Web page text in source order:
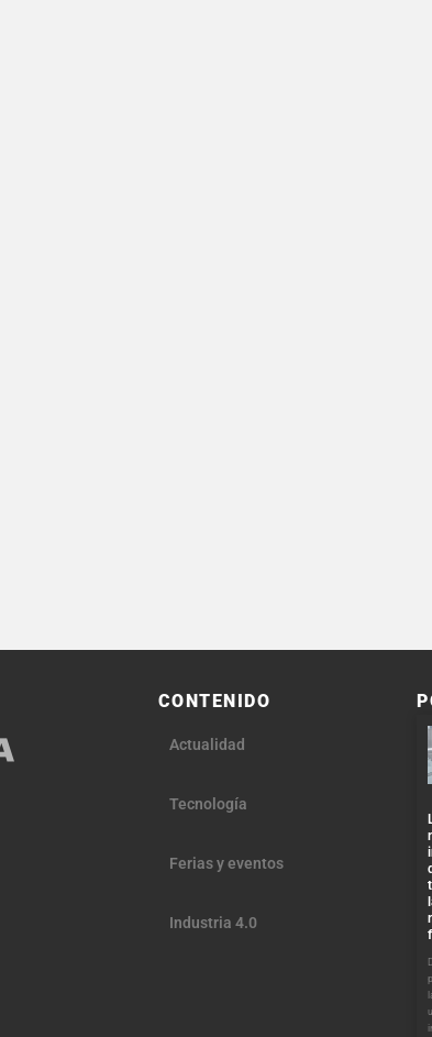
CONTENIDO
Actualidad
Tecnología
Ferias y eventos
Industria 4.0